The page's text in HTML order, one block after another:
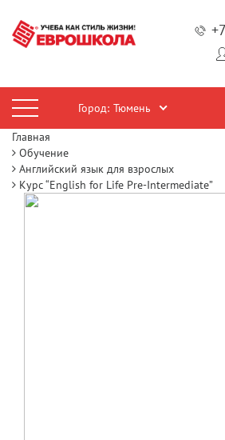
Город: Тюмень
Главная
Обучение
Английский язык для взрослых
Курс “English for Life Pre-Intermediate”